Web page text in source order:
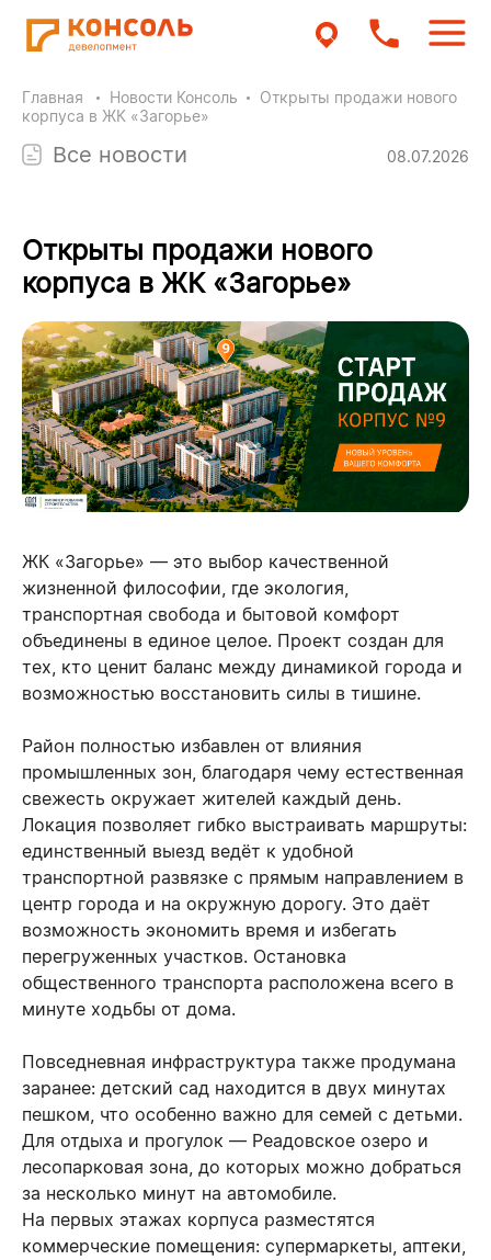
Главная Новости Консоль
Открыты продажи нового
корпуса в ЖК «Загорье»
Все новости 08.07.2026
Открыты продажи нового
корпуса в ЖК «Загорье»
ЖК «Загорье» — это выбор качественной
жизненной философии, где экология,
транспортная свобода и бытовой комфорт
объединены в единое целое. Проект создан для
тех, кто ценит баланс между динамикой города и
возможностью восстановить силы в тишине.
Район полностью избавлен от влияния
промышленных зон, благодаря чему естественная
свежесть окружает жителей каждый день.
Локация позволяет гибко выстраивать маршруты:
единственный выезд ведёт к удобной
транспортной развязке с прямым направлением в
центр города и на окружную дорогу. Это даёт
возможность экономить время и избегать
перегруженных участков. Остановка
общественного транспорта расположена всего в
минуте ходьбы от дома.
Повседневная инфраструктура также продумана
заранее: детский сад находится в двух минутах
пешком, что особенно важно для семей с детьми.
Для отдыха и прогулок — Реадовское озеро и
лесопарковая зона, до которых можно добраться
за несколько минут на автомобиле.
На первых этажах корпуса разместятся
коммерческие помещения: супермаркеты, аптеки,